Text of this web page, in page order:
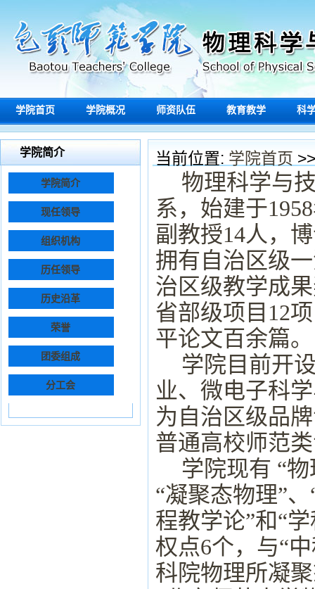
学院首页 学院概况 师资队伍 教育教学 科
学院简介
学院简介
现任领导
组织机构
历任领导
历史沿革
荣誉
团委组成
分工会
当前位置: 学院首页
物理科学与
系，始建于1958
副教授14人，
拥有自治区级
治区级教学成
省部级项目 12
平论文百余篇。
学院目前开
业、微电子科
为自治区级品
普通高校师范
学院现有 “物
“凝聚态物理”、
程教学论”和“
权点6个，与“
科院物理所凝